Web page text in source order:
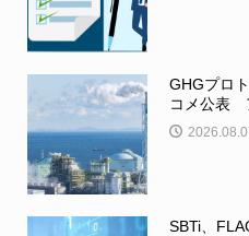
GHGプロ
コメ公表
SBTi、